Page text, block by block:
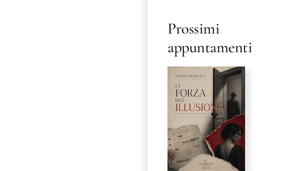
Prossimi
appuntamenti